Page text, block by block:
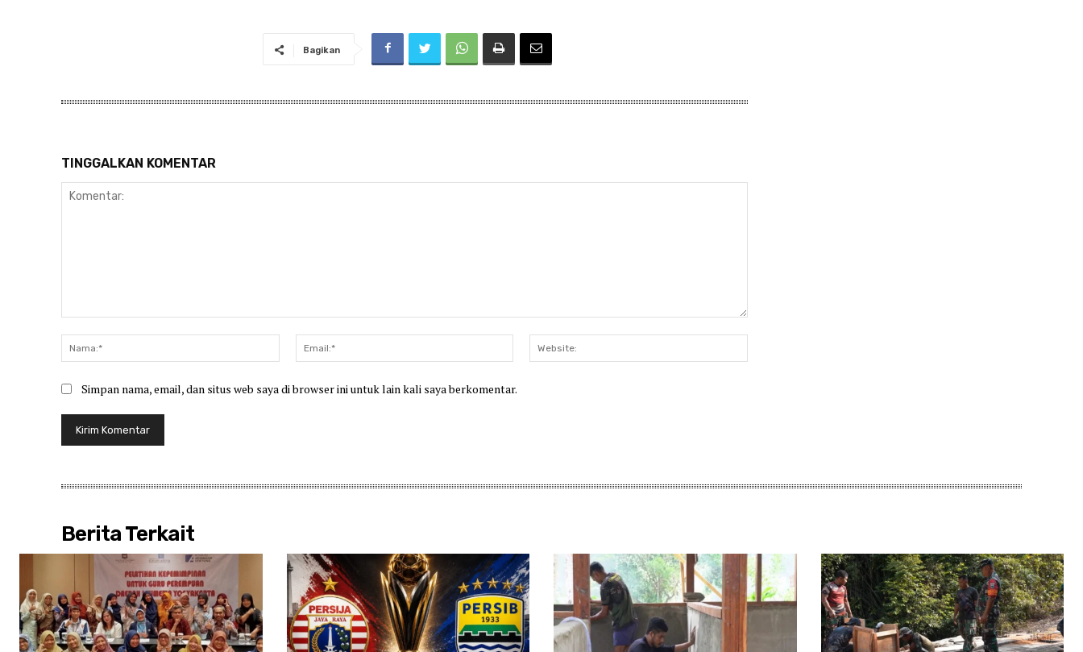
Bagikan
TINGGALKAN KOMENTAR
Nama:*
Email:*
Simpan nama, email, dan situs web saya di browser ini untuk lain kali saya berkomentar.
Berita Terkait